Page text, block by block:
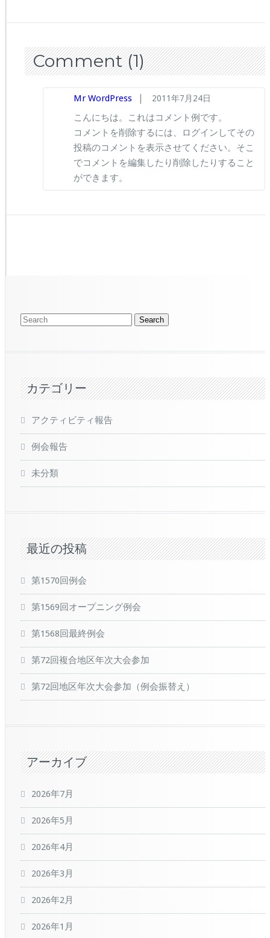
Comment (1)
Mr WordPress | 2011年7月24日
こんにちは。これはコメント例です。
コメントを削除するには、ログインしてその
投稿のコメントを表示させてください。そこ
でコメントを編集したり削除したりすること
ができます。
カテゴリー
アクティビティ報告
例会報告
未分類
最近の投稿
第1570回例会
第1569回オープニング例会
第1568回最終例会
第72回複合地区年次大会参加
第72回地区年次大会参加（例会振替え）
アーカイブ
2026年7月
2026年5月
2026年4月
2026年3月
2026年2月
2026年1月